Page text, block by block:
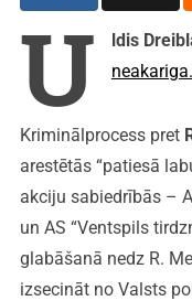
U ldis
Kriminālprocess pret
arestētās “patiesā
akciju sabiedrībās –
un AS “Ventspils
glabāšanā nedz R.
izsecināt no Valsts